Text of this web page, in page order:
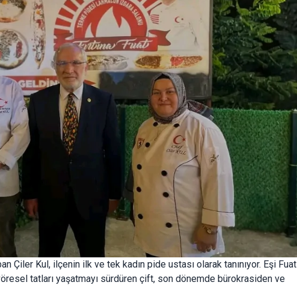
Çiler Kul, ilçenin ilk ve tek kadın pide ustası olarak tanınıyor. Eşi Fuat
tatları yaşatmayı sürdüren çift, son dönemde bürokrasiden ve